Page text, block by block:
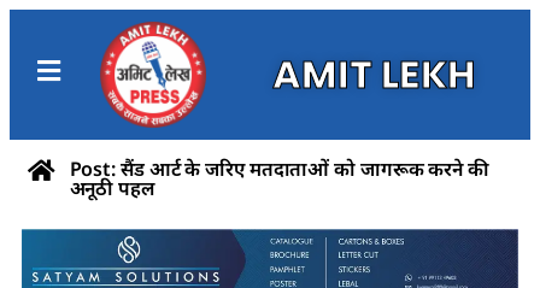
AMIT LEKH
Post: सैंड आर्ट के जरिए मतदाताओं को जागरूक करने की
अनूठी पहल